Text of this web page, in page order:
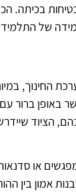
בטיחות
של
החינוך,
באופן ברור
הציוד
או
אמון בין